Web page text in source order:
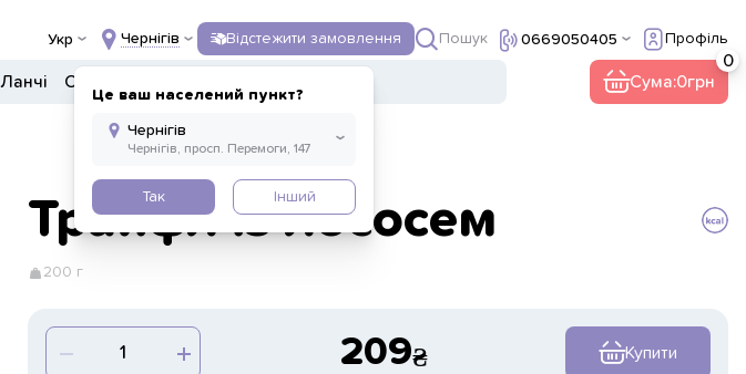
Укр Чернігів
Це ваш населений пункт?
Так Інший
Відстежити замовлення Пошук 0669050405 Профіль
Ланчі Салати Сума:0
Трайфл із лососем
200 г
209 Купити